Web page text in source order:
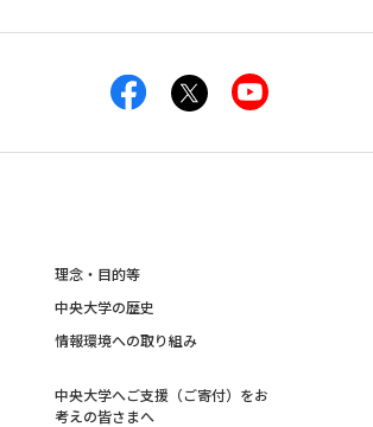
理念・目的等
中央大学の歴史
情報環境への取り組み
中央大学へご支援（ご寄付）をお
考えの皆さまへ